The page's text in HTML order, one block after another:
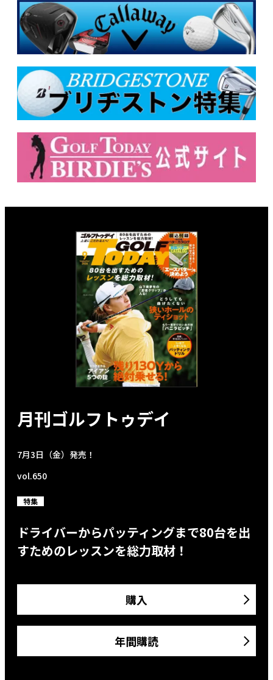
月刊ゴルフトゥデイ
7月3日（金）発売！
vol.650
特集
ドライバーからパッティングまで80台を出
すためのレッスンを総力取材！
購入
年間購読